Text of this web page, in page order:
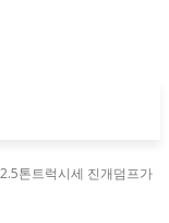
톤트럭시세 진개덤프가